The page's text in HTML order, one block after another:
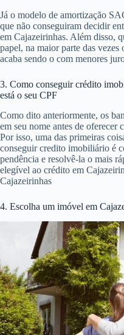
Já o modelo de amortização
que não conseguiram decidir
em Cajazeirinhas. Além disso,
papel, na maior parte das
acaba sendo o com menores
3. Como conseguir crédito
está o seu CPF
Como dito anteriormente, os
em seu nome antes de
Por isso, uma das primeiras
conseguir credito imobiliário é
pendência e resolvê-la o mais
elegível ao crédito em
Cajazeirinhas
4. Escolha um imóvel em